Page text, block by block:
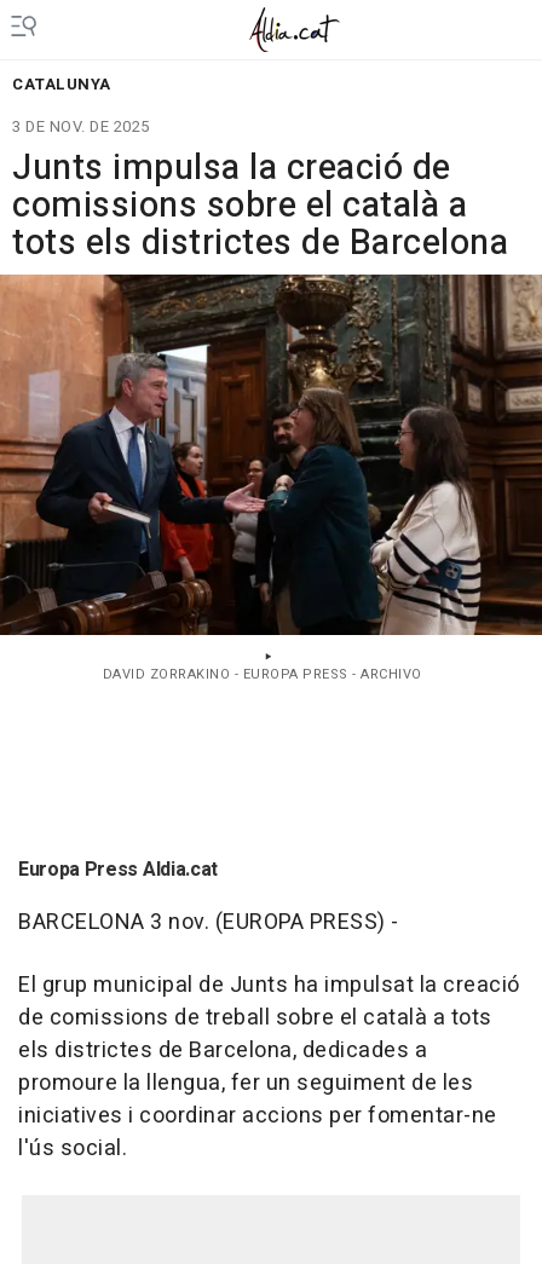
CATALUNYA
3 DE NOV. DE 2025
Junts impulsa la creació de
comissions sobre el català a
tots els districtes de Barcelona
DAVID ZORRAKINO - EUROPA PRESS - ARCHIVO
Europa Press Aldia.cat
BARCELONA 3 nov. (EUROPA PRESS) -
El grup municipal de Junts ha impulsat la creació
de comissions de treball sobre el català a tots
els districtes de Barcelona, dedicades a
promoure la llengua, fer un seguiment de les
iniciatives i coordinar accions per fomentar-ne
l'ús social.